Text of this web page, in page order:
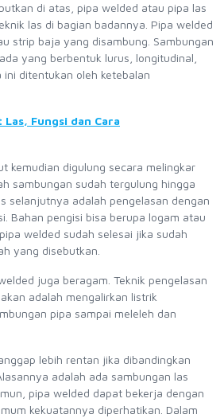
di atas, pipa welded atau pipa las
las di bagian badannya. Pipa welded
strip baja yang disambung. Sambungan
yang berbentuk lurus, longitudinal,
ini ditentukan oleh ketebalan
Las, Fungsi dan Cara
kemudian digulung secara melingkar
sambungan sudah tergulung hingga
selanjutnya adalah pengelasan dengan
Bahan pengisi bisa berupa logam atau
welded sudah selesai jika sudah
yang disebutkan.
juga beragam. Teknik pengelasan
adalah mengalirkan listrik
pipa sampai meleleh dan
lebih rentan jika dibandingkan
adalah ada sambungan las
pipa welded dapat bekerja dengan
kekuatannya diperhatikan. Dalam